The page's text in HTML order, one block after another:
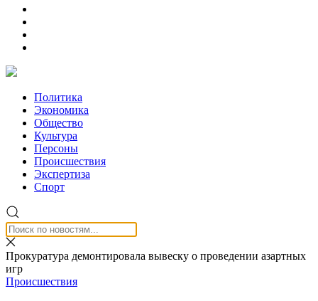
Политика
Экономика
Общество
Культура
Персоны
Происшествия
Экспертиза
Спорт
Прокуратура демонтировала вывеску о проведении азартных
игр
Происшествия